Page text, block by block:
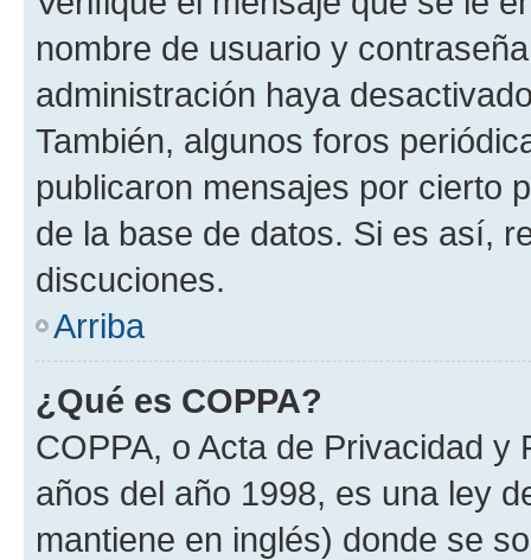
nombre de usuario y
administración haya
También, algunos foros
publicaron mensajes por cierto
de la base de datos. Si es así,
discuciones.
Arriba
¿Qué es COPPA?
COPPA, o Acta de Privacidad
años del año 1998, es una ley
mantiene en inglés) donde se